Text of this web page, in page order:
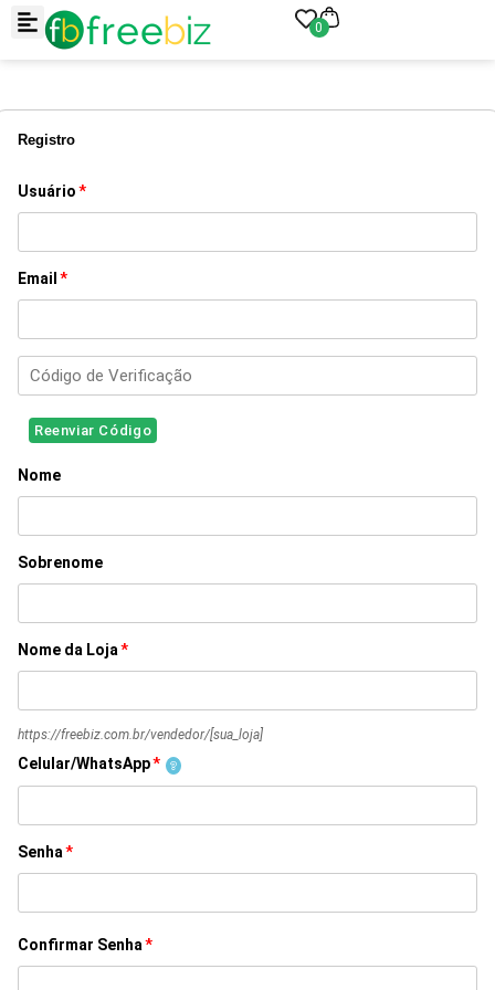
0
Registro
Usuário*
Email *
Nome
Sobrenome
Nome da Loja*
https://freebiz.com.br/vendedor/[sua_loja]
Celular/WhatsApp*
Senha*
Confirmar Senha*